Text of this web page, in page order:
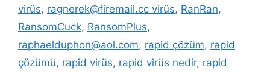
virüs, ragnerek@firemail.cc virüs, RanRan,
RansomCuck, RansomPlus,
raphaelduphon@aol.com, rapid çözüm, rapid
çözümü, rapid virüs, rapid virüs nedir, rapid